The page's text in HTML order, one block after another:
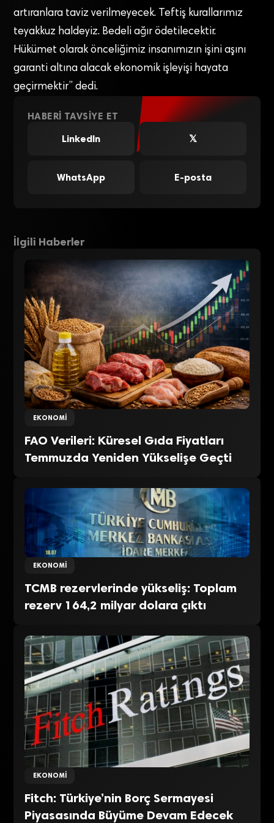
artıranlara taviz verilmeyecek. Teftiş kurallarımız
teyakkuz haldeyiz. Bedeli ağır ödetilecektir.
Hükümet olarak önceliğimiz insanımızın işini aşını
garanti altına alacak ekonomik işleyişi hayata
geçirmektir” dedi.
HABERI TAVSIYE ET
LinkedIn
𝕏
WhatsApp E-posta
İlgili Haberler
EKONOMI
FAO Verileri: Küresel Gıda Fiyatları
Temmuzda Yeniden Yükselişe Geçti
EKONOMI
TCMB rezervlerinde yükseliş: Toplam
rezerv 164,2 milyar dolara çıktı
EKONOMI
Fitch: Türkiye’nin Borç Sermayesi
Piyasasında Büyüme Devam Edecek